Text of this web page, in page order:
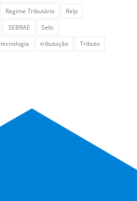
Regime Tributário
Relp
SEBRAE
Selic
tecnologia tributação
Tributo